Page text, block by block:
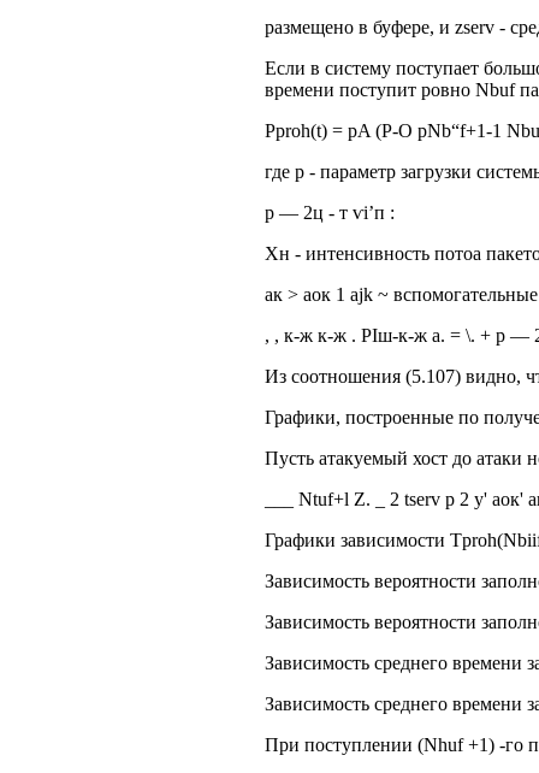
размещено в буфере, и zserv -
Если в систему поступает
времени поступит ровно Nbuf
Pproh(t) = pA (Р-О pNb“f+1-1
где p - параметр загрузки
р — 2ц - т ѵі’п :
Хн - интенсивность потоа
ак > аок 1 ajk ~
, , к-ж к-ж . РІш-к-ж а. = \. + р —
Из соотношения (5.107) видно,
Графики, построенные по
Пусть атакуемый хост до атаки
___ Ntuf+l Z. _ 2 tserv р 2 у'
Графики зависимости
Зависимость вероятности
Зависимость вероятности
Зависимость среднего времени
Зависимость среднего времени
При поступлении (Nhuf +1) -го